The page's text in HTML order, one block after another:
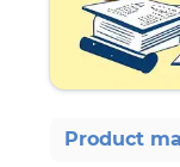
Product